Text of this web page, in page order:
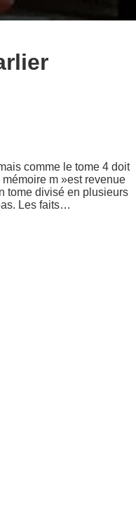
comme le tome 4 doit
m »est revenue
tome divisé en plusieurs
Les faits…